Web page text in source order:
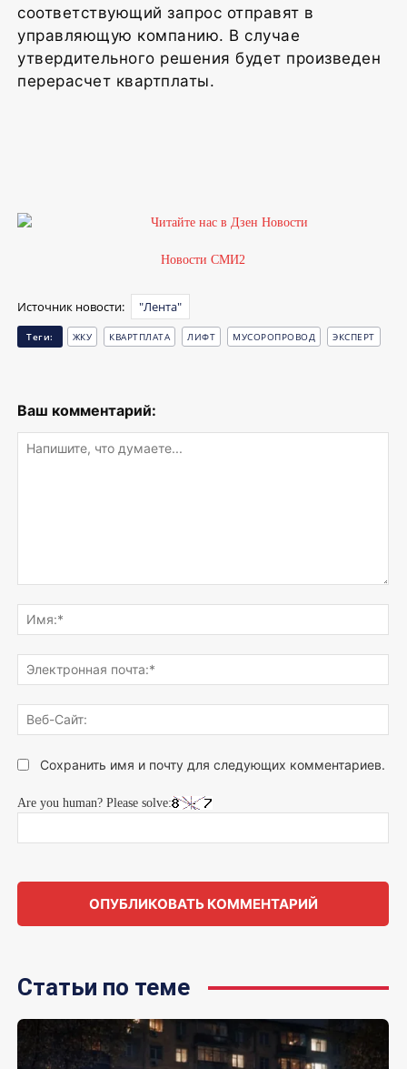
соответствующий запрос отправят в
управляющую компанию. В случае
утвердительного решения будет произведен
перерасчет квартплаты.
Новости СМИ2
Источник новости: "Лента"
Теги: ЖКУ КВАРТПЛАТА ЛИФТ МУСОРОПРОВОД ЭКСПЕРТ
Ваш комментарий:
что
думаете...
Сохранить имя и почту для следующих комментариев.
Are you human? Please solve:
Статьи по теме